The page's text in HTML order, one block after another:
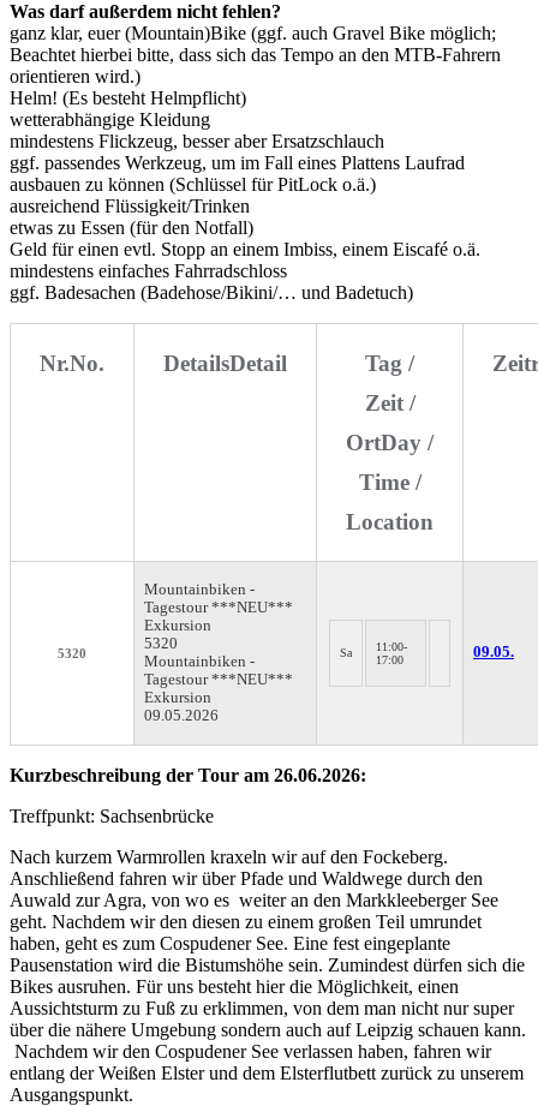
Was darf außerdem nicht fehlen?
ganz klar, euer (Mountain)Bike (ggf. auch Gravel Bike möglich;
Beachtet hierbei bitte, dass sich das Tempo an den MTB-Fahrern
orientieren wird.)
Helm! (Es besteht Helmpflicht)
wetterabhängige Kleidung
mindestens Flickzeug, besser aber Ersatzschlauch
ggf. passendes Werkzeug, um im Fall eines Plattens Laufrad
ausbauen zu können (Schlüssel für PitLock o.ä.)
ausreichend Flüssigkeit/Trinken
etwas zu Essen (für den Notfall)
Geld für einen evtl. Stopp an einem Imbiss, einem Eiscafé o.ä.
mindestens einfaches Fahrradschloss
ggf. Badesachen (Badehose/Bikini/… und Badetuch)
Nr.No. DetailsDetail
Tag /
Zeit /
OrtDay /
Time /
Location
5320
Mountainbiken -
Tagestour ***NEU***
Exkursion
5320
Mountainbiken -
Tagestour ***NEU***
Exkursion
09.05.2026
Sa
11:00-
17:00
09.05.
Kurzbeschreibung der Tour am 26.06.2026:
Treffpunkt: Sachsenbrücke
Nach kurzem Warmrollen kraxeln wir auf den Fockeberg.
Anschließend fahren wir über Pfade und Waldwege durch den
Auwald zur Agra, von wo es weiter an den Markkleeberger See
geht. Nachdem wir den diesen zu einem großen Teil umrundet
haben, geht es zum Cospudener See. Eine fest eingeplante
Pausenstation wird die Bistumshöhe sein. Zumindest dürfen sich die
Bikes ausruhen. Für uns besteht hier die Möglichkeit, einen
Aussichtsturm zu Fuß zu erklimmen, von dem man nicht nur super
über die nähere Umgebung sondern auch auf Leipzig schauen kann.
Nachdem wir den Cospudener See verlassen haben, fahren wir
entlang der Weißen Elster und dem Elsterflutbett zurück zu unserem
Ausgangspunkt.